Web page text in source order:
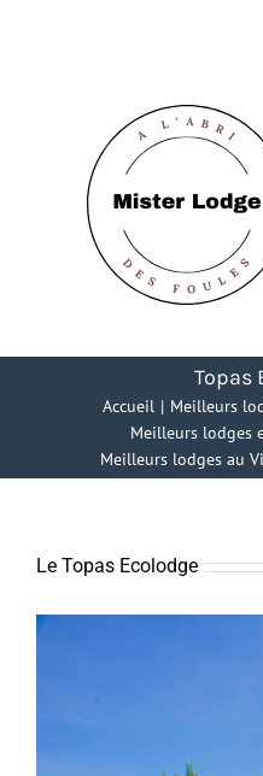
Topas
Accueil
Meilleurs
Meilleurs lodges
Meilleurs lodges au
Le Topas Ecolodge